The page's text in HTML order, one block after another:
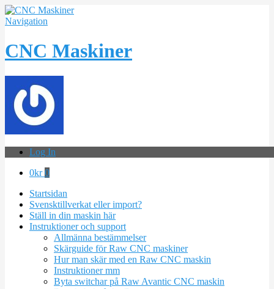
Navigation
CNC Maskiner
Log In
0kr 0
Startsidan
Svensktillverkat eller import?
Ställ in din maskin här
Instruktioner och support
Allmänna bestämmelser
Skärguide för Raw CNC maskiner
Hur man skär med en Raw CNC maskin
Instruktioner mm
Byta switchar på Raw Avantic CNC maskin